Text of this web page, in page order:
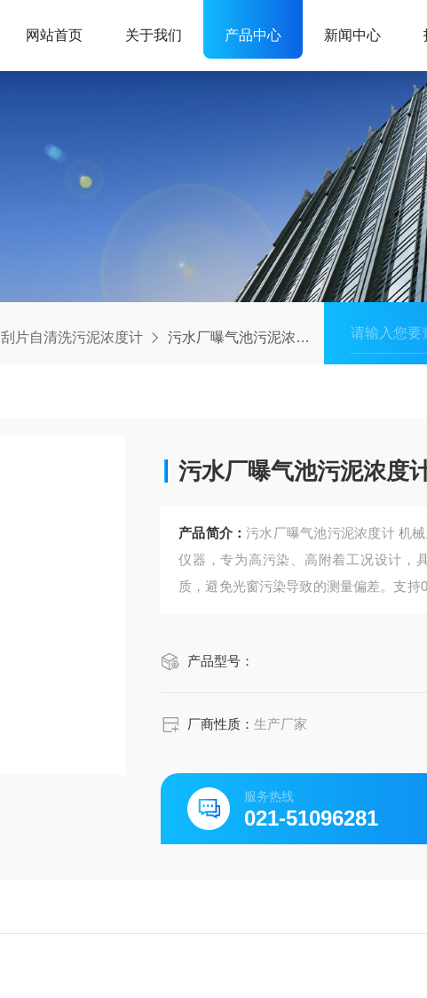
网站首页 关于我们 产品中心 新闻中心
刮片自清洗污泥浓度计 污水厂曝气池污泥浓度计 机械式刮片自清洗
污水厂曝气池污泥浓度
产品简介：污水厂曝气池污泥浓度计 机
仪器，专为高污染、高附着工况设计，
质，避免光窗污染导致的测量偏差。支
产品型号：
厂商性质：生产厂家
服务热线
021-51096281